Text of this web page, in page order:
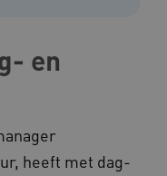
en
heeft met dag-